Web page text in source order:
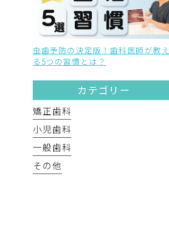
虫歯予防の決定版！歯科医師が教え
る5つの習慣とは？
カテゴリー
矯正歯科
小児歯科
一般歯科
その他